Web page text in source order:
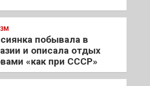
побывала в
и описала отдых
«как при СССР»